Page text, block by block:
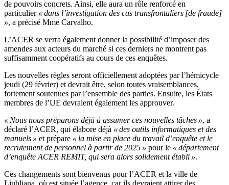
de pouvoirs concrets. Ainsi, elle aura un rôle renforcé en
particulier « dans l’investigation des cas transfrontaliers [de fraude]
», a précisé Mme Carvalho.
L’ACER se verra également donner la possibilité d’imposer des
amendes aux acteurs du marché si ces derniers ne montrent pas
suffisamment coopératifs au cours de ces enquêtes.
Les nouvelles règles seront officiellement adoptées par l’hémicycle
jeudi (29 février) et devrait être, selon toutes vraisemblances,
fortement soutenues par l’ensemble des parties. Ensuite, les États
membres de l’UE devraient également les approuver.
« Nous nous préparons déjà à assumer ces nouvelles tâches », a
déclaré l’ACER, qui élabore déjà « des outils informatiques et des
manuels » et prépare « la mise en place du travail d’enquête et le
recrutement de personnel à partir de 2025 » pour le « département
d’enquête ACER REMIT, qui sera alors solidement établi ».
Ces changements sont bienvenus pour l’ACER et la ville de
Ljubljana, où est située l’agence, car ils devraient attirer des